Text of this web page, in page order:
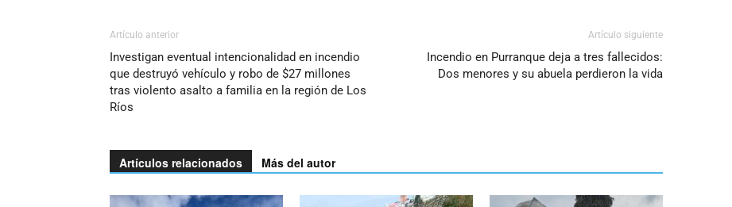
Artículo anterior
Investigan eventual intencionalidad en incendio
que destruyó vehículo y robo de $27 millones
tras violento asalto a familia en la región de Los
Ríos
Artículo siguiente
Incendio en Purranque deja a tres fallecidos:
Dos menores y su abuela perdieron la vida
Artículos relacionados Más del autor